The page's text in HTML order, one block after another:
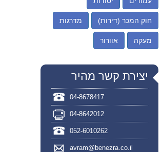
חוק המכר (דירות) מדרגות
מעקה אוורור
יצירת קשר מהיר
04-8678417
04-8642012
052-6010262
avram@benezra.co.il